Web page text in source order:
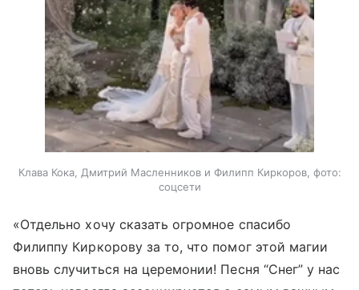
Клава Кока, Дмитрий Масленников и Филипп Киркоров, фото:
соцсети
«Отдельно хочу сказать огромное спасибо
Филиппу Киркорову за то, что помог этой магии
вновь случиться на церемонии! Песня “Снег” у нас